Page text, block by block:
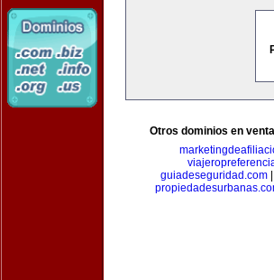
Otros dominios en
guiadeseguridad.com|